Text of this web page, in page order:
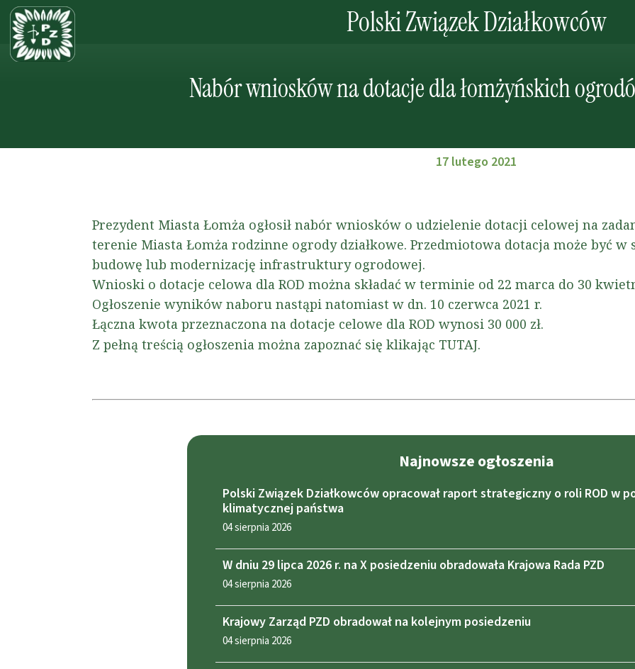
Polski Związek Działkowców
Najnowsze ogłoszenia
Polski Związek Działkowców opracował raport strategiczny o roli ROD w
klimatycznej państwa
04 sierpnia 2026
W dniu 29 lipca 2026 r. na X posiedzeniu obradowała Krajowa Rada PZD
04 sierpnia 2026
Krajowy Zarząd PZD obradował na kolejnym posiedzeniu
04 sierpnia 2026
Nabór wniosków na dotacje dla łomżyńskich
17 lutego 2021
Prezydent Miasta Łomża ogłosił nabór wniosków o udzielenie dotacji celowej na
terenie Miasta Łomża rodzinne ogrody działkowe. Przedmiotowa dotacja może być w
budowę lub modernizację infrastruktury ogrodowej.
Wnioski o dotacje celowa dla ROD można składać w terminie od 22 marca do 30
Ogłoszenie wyników naboru nastąpi natomiast w dn. 10 czerwca 2021 r.
Łączna kwota przeznaczona na dotacje celowe dla ROD wynosi 30 000 zł.
Z pełną treścią ogłoszenia można zapoznać się klikając TUTAJ.